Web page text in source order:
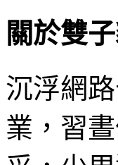
關於雙
沉浮網
業，習